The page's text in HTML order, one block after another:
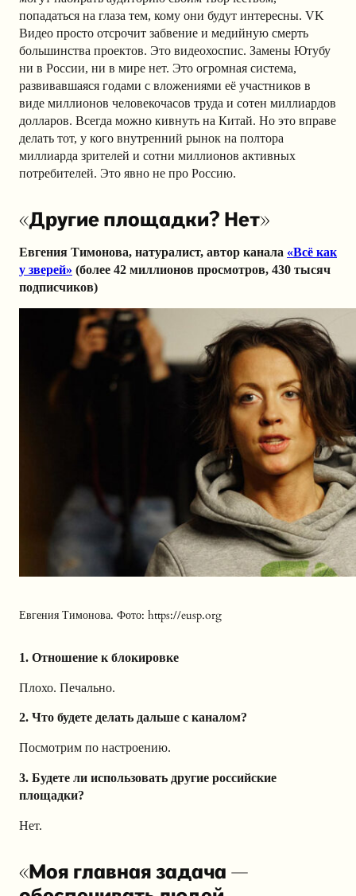
попадаться на глаза тем, кому они будут интересны. VK
Видео просто отсрочит забвение и медийную смерть
большинства проектов. Это видеохоспис. Замены Ютубу
ни в России, ни в мире нет. Это огромная система,
развивавшаяся годами с вложениями её участников в
виде миллионов человекочасов труда и сотен миллиардов
долларов. Всегда можно кивнуть на Китай. Но это вправе
делать тот, у кого внутренний рынок на полтора
миллиарда зрителей и сотни миллионов активных
потребителей. Это явно не про Россию.
«Другие площадки? Нет»
Евгения Тимонова, натуралист, автор канала «Всё как
у зверей» (более 42 миллионов просмотров, 430 тысяч
подписчиков)
Евгения Тимонова. Фото: https://eusp.org
1. Отношение к блокировке
Плохо. Печально.
2. Что будете делать дальше с каналом?
Посмотрим по настроению.
3. Будете ли использовать другие российские
площадки?
Нет.
«Моя главная задача —